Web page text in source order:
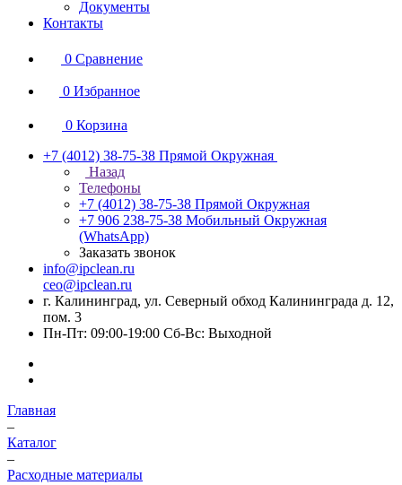
Документы
Контакты
0 Сравнение
0 Избранное
0 Корзина
+7 (4012) 38-75-38 Прямой Окружная
Назад
Телефоны
+7 (4012) 38-75-38 Прямой Окружная
+7 906 238-75-38 Мобильный Окружная
(WhatsApp)
Заказать звонок
info@ipclean.ru
ceo@ipclean.ru
г. Калининград, ул. Северный обход Калининграда д. 12,
пом. 3
Пн-Пт: 09:00-19:00 Сб-Вс: Выходной
Главная
–
Каталог
–
Расходные материалы